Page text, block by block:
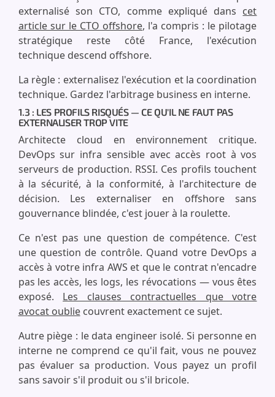
externalisé son CTO, comme expliqué dans cet
article sur le CTO offshore, l'a compris : le pilotage
stratégique reste côté France, l'exécution
technique descend offshore.
La règle : externalisez l'exécution et la coordination
technique. Gardez l'arbitrage business en interne.
1.3 : LES PROFILS RISQUÉS — CE QU'IL NE FAUT PAS
EXTERNALISER TROP VITE
Architecte cloud en environnement critique.
DevOps sur infra sensible avec accès root à vos
serveurs de production. RSSI. Ces profils touchent
à la sécurité, à la conformité, à l'architecture de
décision. Les externaliser en offshore sans
gouvernance blindée, c'est jouer à la roulette.
Ce n'est pas une question de compétence. C'est
une question de contrôle. Quand votre DevOps a
accès à votre infra AWS et que le contrat n'encadre
pas les accès, les logs, les révocations — vous êtes
exposé. Les clauses contractuelles que votre
avocat oubliecouvrent exactement ce sujet.
Autre piège : le data engineer isolé. Si personne en
interne ne comprend ce qu'il fait, vous ne pouvez
pas évaluer sa production. Vous payez un profil
sans savoir s'il produit ou s'il bricole.